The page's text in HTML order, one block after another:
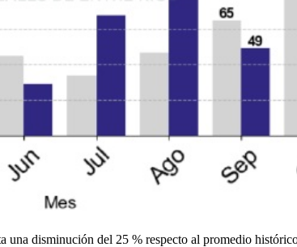
una disminución del 25 % respecto al promedio